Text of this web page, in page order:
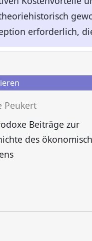
erforderlich,
Peukert
Beiträge zur
des